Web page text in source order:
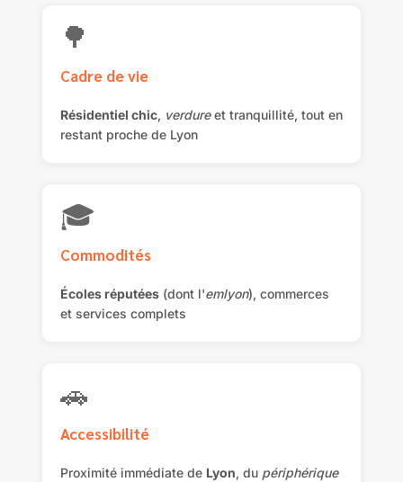
🌳
Cadre de vie
Résidentiel chic, verdureet tranquillité, tout en
restant proche de Lyon
🎓
Commodités
Écoles réputées(dont l'emlyon), commerces
et services complets
🚗
Accessibilité
Proximité immédiate de Lyon, du périphérique